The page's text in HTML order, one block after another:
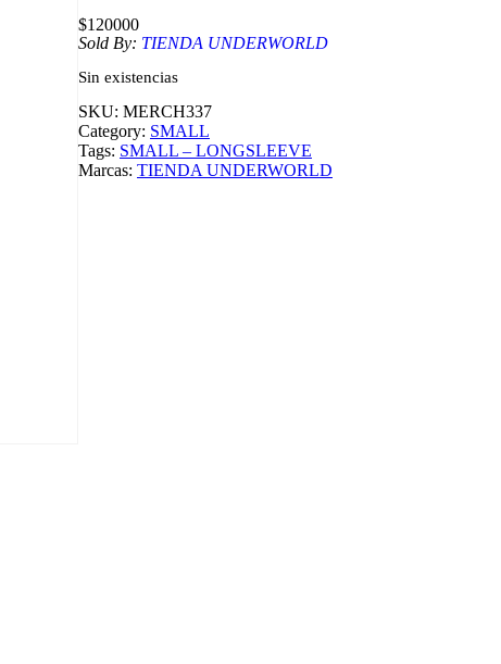
$120000
Sold By: TIENDA UNDERWORLD
Sin existencias
SKU: MERCH337
Category: SMALL
Tags: SMALL – LONGSLEEVE
Marcas: TIENDA UNDERWORLD